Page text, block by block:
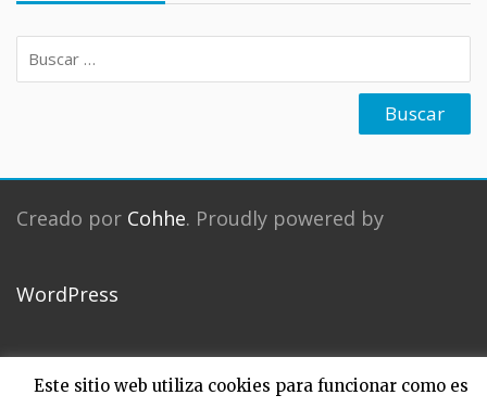
Buscar:
Creado por Cohhe. Proudly powered by
WordPress
Este sitio web utiliza cookies para funcionar como es